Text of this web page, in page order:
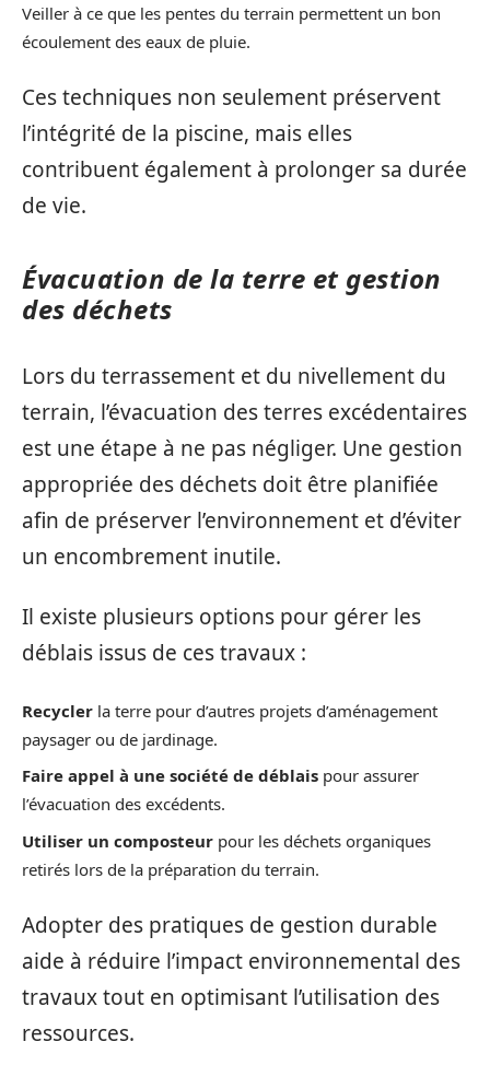
Veiller à ce que les pentes du terrain permettent un bon
écoulement des eaux de pluie.
Ces techniques non seulement préservent
l’intégrité de la piscine, mais elles
contribuent également à prolonger sa durée
de vie.
Évacuation de la terre et gestion
des déchets
Lors du terrassement et du nivellement du
terrain, l’évacuation des terres excédentaires
est une étape à ne pas négliger. Une gestion
appropriée des déchets doit être planifiée
afin de préserver l’environnement et d’éviter
un encombrement inutile.
Il existe plusieurs options pour gérer les
déblais issus de ces travaux :
Recycler la terre pour d’autres projets d’aménagement
paysager ou de jardinage.
Faire appel à une société de déblais pour assurer
l’évacuation des excédents.
Utiliser un composteur pour les déchets organiques
retirés lors de la préparation du terrain.
Adopter des pratiques de gestion durable
aide à réduire l’impact environnemental des
travaux tout en optimisant l’utilisation des
ressources.